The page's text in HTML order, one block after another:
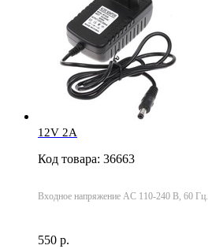
12V 2A
Код товара: 36663
Входное напряжение AC 110-240 В, 60 Гц.
550 р.